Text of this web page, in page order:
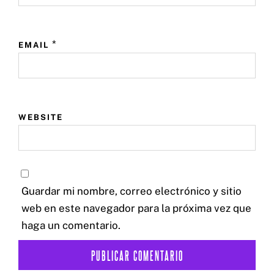
EMAIL *
WEBSITE
Guardar mi nombre, correo electrónico y sitio
web en este navegador para la próxima vez que
haga un comentario.